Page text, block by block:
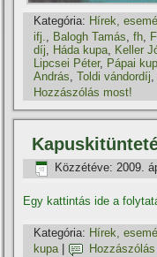
Kategória: Hí­rek,
ifj., Balogh Tamás,fh,
dí­j, Háda kupa, Keller
Lipcsei Péter, Pápai
András,Toldi vándordí­j
Hozzászólás most!
Közzétéve: 2009.
Egy kattintás ide a
Kategória: Hí­rek,
kupa|